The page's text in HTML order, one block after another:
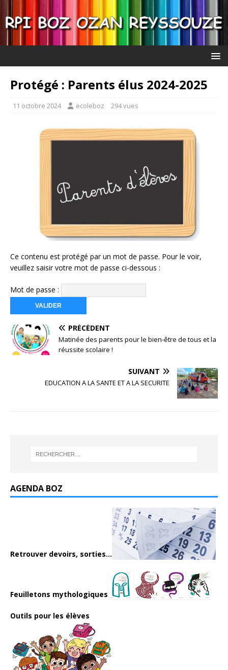
Protégé : Parents élus 2024-2025
11 octobre 2024 ecoleboz 294 vues
Ce contenu est protégé par un mot de passe. Pour le voir,
veuillez saisir votre mot de passe ci-dessous :
Mot de passe :
PRÉCÉDENT
Matinée des parents pour le bien-être de tous et la
réussite scolaire !
SUIVANT
EDUCATION A LA SANTE ET A LA SECURITE
AGENDA BOZ
Retrouver devoirs, sorties...
Feuilletons mythologiques
Outils pour les élèves